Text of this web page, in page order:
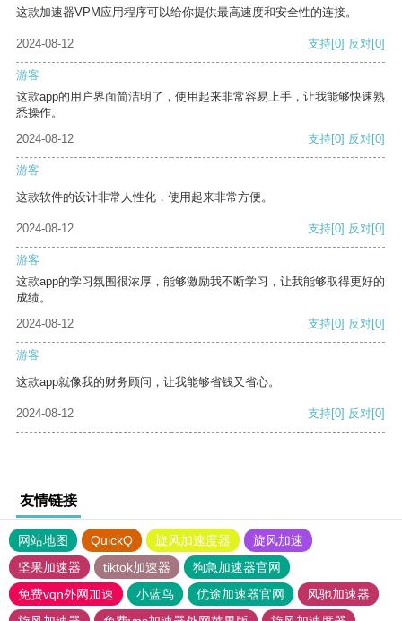
这款加速器VPM应用程序可以给你提供最高速度和安全性的连接。
2024-08-12 支持[0] 反对[0]
游客
这款app的用户界面简洁明了，使用起来非常容易上手，让我能够快速熟
悉操作。
2024-08-12
支持[0] 反对[0]
游客
这款软件的设计非常人性化，使用起来非常方便。
2024-08-12 支持[0] 反对[0]
游客
这款app的学习氛围很浓厚，能够激励我不断学习，让我能够取得更好的
成绩。
2024-08-12
支持[0] 反对[0]
游客
这款app就像我的财务顾问，让我能够省钱又省心。
2024-08-12 支持[0] 反对[0]
友情链接
网站地图 QuickQ 旋风加速度器
旋风加速
坚果加速器
tiktok加速器
狗急加速器官网
免费vqn外网加速
小蓝鸟 优途加速器官网
风驰加速器